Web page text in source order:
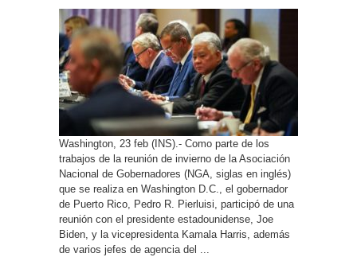
Gobernador
Pierluisi
visita
Casa
Blanca
y
se
reúne
con
el
presidente
Biden
y
varios
jefes
de
del
gobierno
federal
Washington, 23 feb (INS).- Como parte de los
trabajos de la reunión de invierno de la Asociación
Nacional de Gobernadores (NGA, siglas en inglés)
que se realiza en Washington D.C., el gobernador
de Puerto Rico, Pedro R. Pierluisi, participó de una
reunión con el presidente estadounidense, Joe
Biden, y la vicepresidenta Kamala Harris, además
de varios jefes de agencia del ...